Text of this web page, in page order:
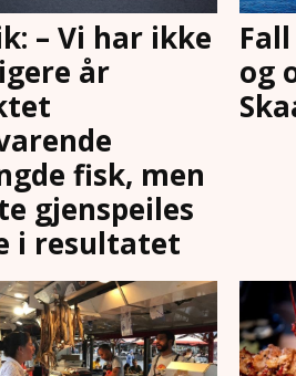
– Vi har ikke
år
fisk, men
gjenspeiles
i resultatet
og